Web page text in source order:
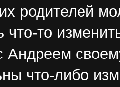
родителей
что-то
Андреем
что-либо